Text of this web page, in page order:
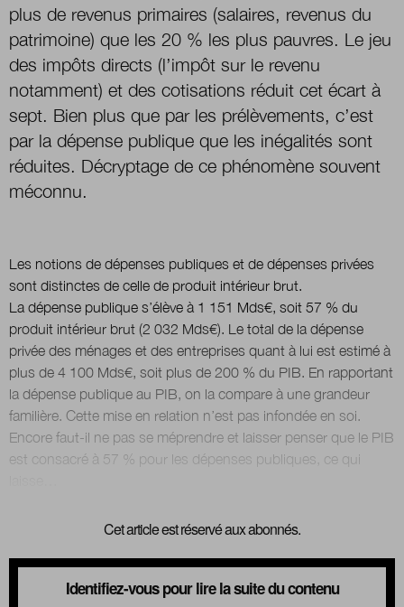
Nous contacter
Newsletter
Renseignez votre email afin de suivre l'actualité
de la transformation publique.
Nous suivre sur Twittersur LinkedIn
sur
plus de revenus primaires (salaires, revenus du
patrimoine) que les 20 % les plus pauvres. Le jeu
des impôts directs (l’impôt sur le revenu
notamment) et des cotisations réduit cet écart à
sept. Bien plus que par les prélèvements, c’est
par la dépense publique que les inégalités sont
réduites. Décryptage de ce phénomène souvent
méconnu.
Les notions de dépenses publiques et de dépenses privées
sont distinctes de celle de produit intérieur brut.
La dépense publique s’élève à 1 151 Mds€, soit 57 % du
produit intérieur brut (2 032 Mds€). Le total de la dépense
privée des ménages et des entreprises quant à lui est estimé à
plus de 4 100 Mds€, soit plus de 200 % du PIB. En rapportant
la dépense publique au PIB, on la compare à une grandeur
familière. Cette mise en relation n’est pas infondée en soi.
Encore faut-il ne pas se méprendre et laisser penser que le PIB
est consacré à 57 % pour les dépenses publiques, ce qui
Cet article est réservé aux abonnés.
Identifiez-vous pour lire la suite du contenu